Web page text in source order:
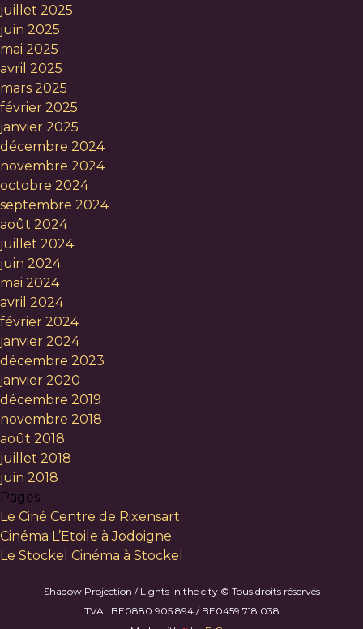
juillet 2025
juin 2025
mai 2025
avril 2025
mars 2025
février 2025
janvier 2025
décembre 2024
novembre 2024
octobre 2024
septembre 2024
août 2024
juillet 2024
juin 2024
mai 2024
avril 2024
février 2024
janvier 2024
décembre 2023
janvier 2020
décembre 2019
novembre 2018
août 2018
juillet 2018
juin 2018
Pages
Le Ciné Centre de Rixensart
Cinéma L’Etoile à Jodoigne
Le Stockel Cinéma à Stockel
Shadow Projection / Lights in the city © Tous droits réservés
TVA : BE0880.905.894 / BE0459.718.038